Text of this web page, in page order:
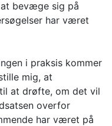
bevæge sig på
har været
i praksis kommer
mig, at
at drøfte, om det vil
overfor
har været på